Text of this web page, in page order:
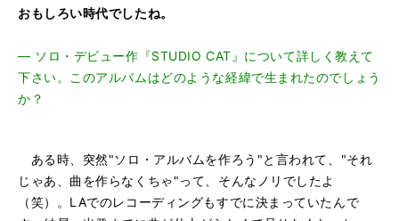
おもしろい時代でしたね。
― ソロ・デビュー作『STUDIO CAT』について詳しく教えて
下さい。このアルバムはどのような経緯で生まれたのでしょう
か？
ある時、突然"ソロ・アルバムを作ろう"と言われて、"それ
じゃあ、曲を作らなくちゃ"って、そんなノリでしたよ
（笑）。LAでのレコーディングもすでに決まっていたんで